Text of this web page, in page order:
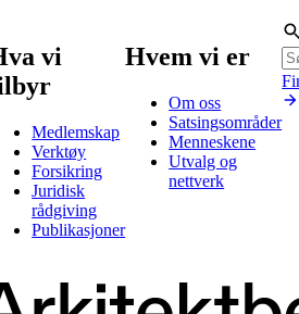
vi
Medlemskap
Verktøy
Forsikring
Juridisk
rådgiving
Publikasjoner
Hvem vi er
Om oss
Satsingsområder
Menneskene
Utvalg og
nettverk